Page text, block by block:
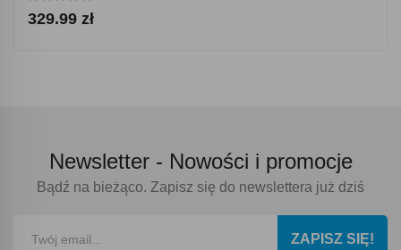
329.99 zł
Newsletter - Nowości i promocje
Bądź na bieżąco. Zapisz się do newslettera już dziś
ZAPISZ SIĘ!